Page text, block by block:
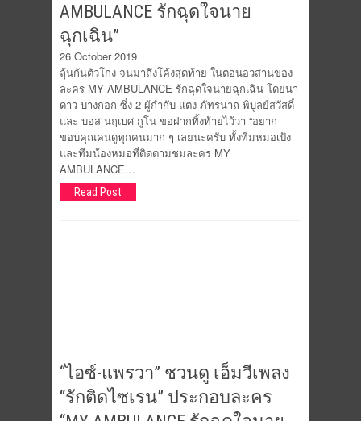
AMBULANCE รักฉุดใจนาย
ฉุกเฉิน”
26 October 2019
ลุ้นกันตัวโก่ง จนมาถึงโค้งสุดท้าย ในตอนอวสานของ
ละคร MY AMBULANCE รักฉุดใจนายฉุกเฉิน โดยนา
ดาว บางกอก ซึ่ง 2 ผู้กำกับ แตง ภัทรนาถ พิบูลย์สวัสดิ์
และ บอส นฤเบศ กูโน ขอฝากทิ้งท้ายไว้ว่า “อยาก
ขอบคุณคนดูทุกคนมาก ๆ เลยนะครับ ทั้งทีมหมอเป้ง
และทีมน้องหมอที่ติดตามชมละคร MY
AMBULANCE…
Read Post
“ไอซ์-แพรวา” ชวนดู เอ็มวีเพลง
“รักติดไซเรน” ประกอบละคร